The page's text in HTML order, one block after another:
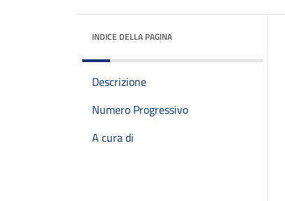
INDICE DELLA PAGINA
Descrizione
Numero Progressivo
A cura di